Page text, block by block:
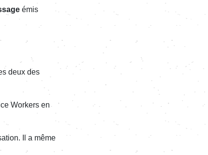
émis
deux des
Workers en
Il a même